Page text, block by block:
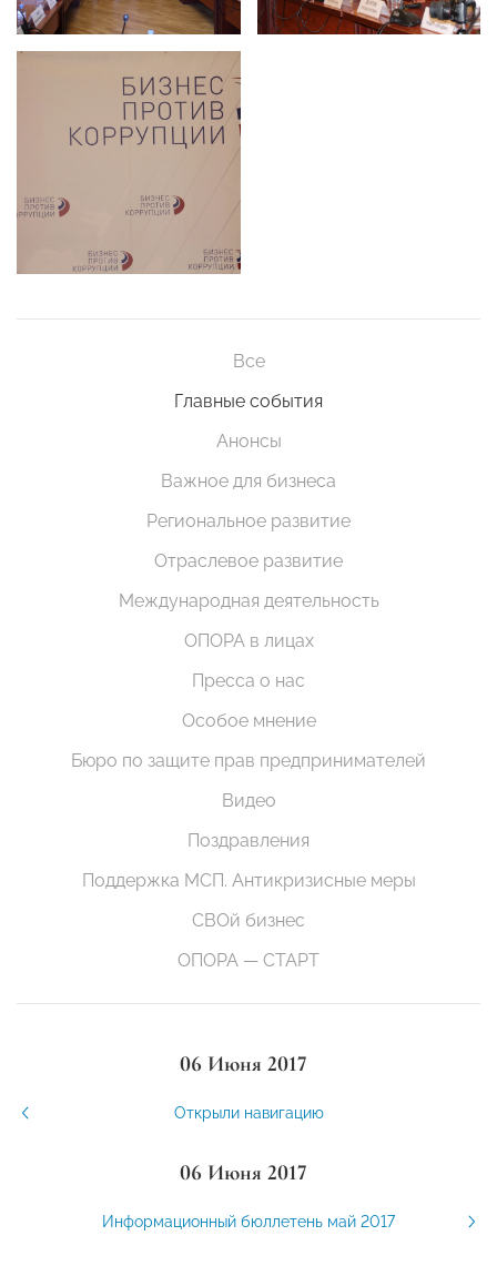
Все
Главные события
Анонсы
Важное для бизнеса
Региональное развитие
Отраслевое развитие
Международная деятельность
ОПОРА в лицах
Пресса о нас
Особое мнение
Бюро по защите прав предпринимателей
Видео
Поздравления
Поддержка МСП. Антикризисные меры
СВОй бизнес
ОПОРА — СТАРТ
06 Июня 2017
Открыли навигацию
06 Июня 2017
Информационный бюллетень май 2017